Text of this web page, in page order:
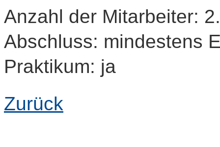
Anzahl der Mitarbeiter:
Abschluss: mindestens
Praktikum: ja
Zurück